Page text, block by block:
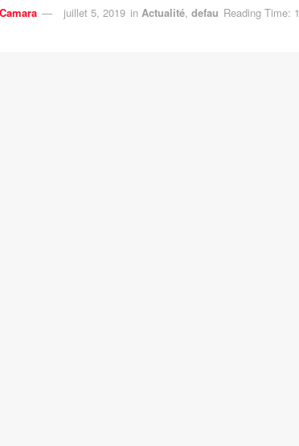
juillet 5, 2019 in Actualité, defau Reading Time: